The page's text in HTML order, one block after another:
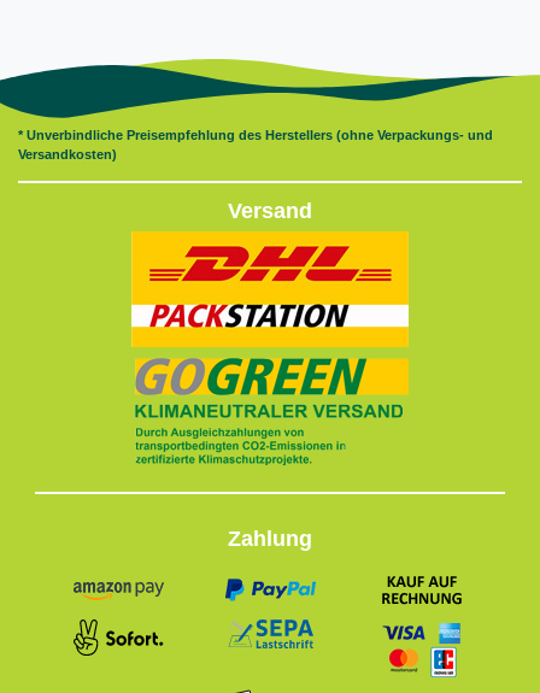
* Unverbindliche Preisempfehlung des Herstellers (ohne Verpackungs- und
Versandkosten)
Versand
Zahlung